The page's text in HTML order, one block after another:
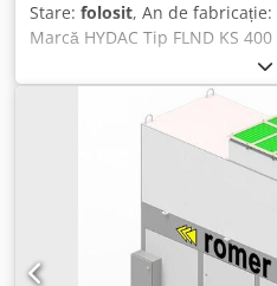
Stare: folosit, An de fabricație:
Marcă HYDAC Tip FLND KS
de lucru max. 25 bar
Marcă GRUNDFOS Tip MTR3-
50 Hz Putere 2,20 kW Turație
pompare 131 m Înălțime de
maximă de pompare 25 bar
de rotație (stânga sau dreapta)
spațiu aprox. 0,6 x 0,6 x 1,2 m
modernizare pentru răcire la
NLX Chjdpfx Aszfqgispvja